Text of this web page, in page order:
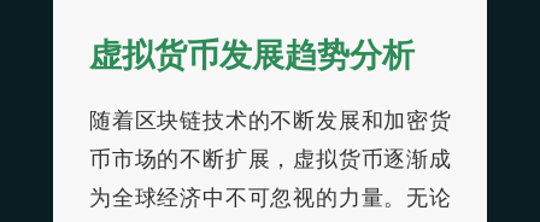
虚拟货币发展趋势分析
随着区块链技术的不断发展和加密货
币市场的不断扩展，虚拟货币逐渐成
为全球经济中不可忽视的力量。无论